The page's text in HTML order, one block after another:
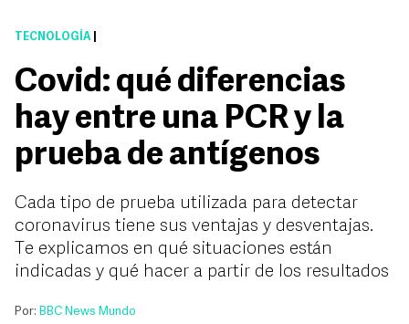
TECNOLOGÍA
Covid: qué diferencias
hay entre una PCR y la
prueba de antígenos
Cada tipo de prueba utilizada para detectar
coronavirus tiene sus ventajas y desventajas.
Te explicamos en qué situaciones están
indicadas y qué hacer a partir de los resultados
Por: BBC News Mundo